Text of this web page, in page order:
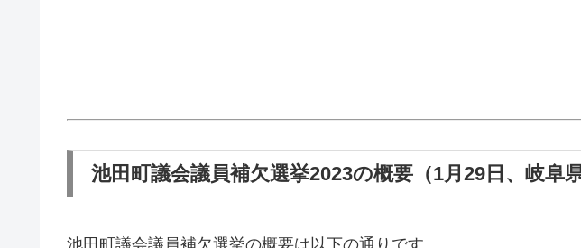
池田町議会議員補欠選挙2023の概要（1月29日、岐阜県